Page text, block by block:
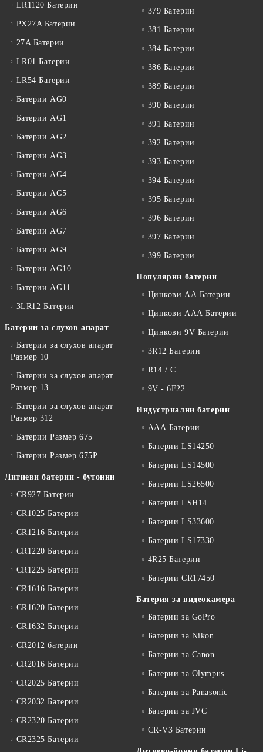
LR1120 Батерии
PX27A Батерии
27A Батерии
LR01 Батерии
LR54 Батерии
Батерии AG0
Батерии AG1
Батерии AG2
Батерии AG3
Батерии AG4
Батерии AG5
Батерии AG6
Батерии AG7
Батерии AG9
Батерии AG10
Батерии AG11
3LR12 Батерии
Батерии за слухов апарат
Батерии за слухов апарат
Размер 10
Батерии за слухов апарат
Размер 13
Батерии за слухов апарат
Размер 312
Батерии Размер 675
Батерии Размер 675P
Литиеви батерии - бутонни
CR927 Батерии
CR1025 Батерии
CR1216 Батерии
CR1220 Батерии
CR1225 Батерии
CR1616 Батерии
CR1620 Батерии
CR1632 Батерии
CR2012 батерии
CR2016 Батерии
CR2025 Батерии
CR2032 Батерии
CR2320 Батерии
CR2325 Батерии
379 Батерии
381 Батерии
384 Батерии
386 Батерии
389 Батерии
390 Батерии
391 Батерии
392 Батерии
393 Батерии
394 Батерии
395 Батерии
396 Батерии
397 Батерии
399 Батерии
Популярни батерии
Цинкови АА Батерии
Цинкови ААА Батерии
Цинкови 9V Батерии
3R12 Батерии
R14 / C
9V - 6F22
Индустриални батерии
ААА Батерии
Батерии LS14250
Батерии LS14500
Батерии LS26500
Батерии LSH14
Батерии LS33600
Батерии LS17330
4R25 Батерии
Батерии CR17450
Батерия за видеокамера
Батерии за GoPro
Батерии за Nikon
Батерии за Canon
Батерии за Olympus
Батерии за Panasonic
Батерии за JVC
CR-V3 Батерии